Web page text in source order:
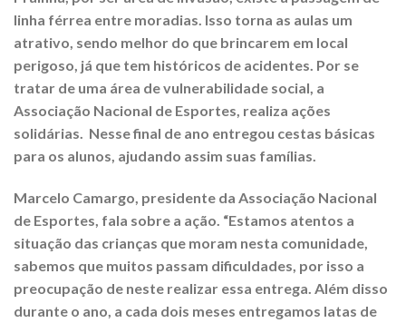
linha férrea entre moradias. Isso torna as aulas um
atrativo, sendo melhor do que brincarem em local
perigoso, já que tem históricos de acidentes. Por se
tratar de uma área de vulnerabilidade social, a
Associação Nacional de Esportes, realiza ações
solidárias. Nesse final de ano entregou cestas básicas
para os alunos, ajudando assim suas famílias.
Marcelo Camargo, presidente da Associação Nacional
de Esportes, fala sobre a ação. “Estamos atentos a
situação das crianças que moram nesta comunidade,
sabemos que muitos passam dificuldades, por isso a
preocupação de neste realizar essa entrega. Além disso
durante o ano, a cada dois meses entregamos latas de